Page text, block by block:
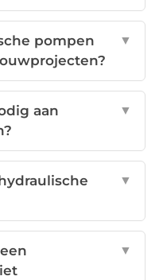
pompen
▼
aan
▼
▼
▼